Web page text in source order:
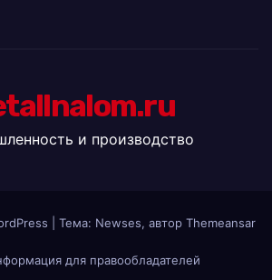
и производство
Тема: Newses, автор Themeansar
для правообладателей